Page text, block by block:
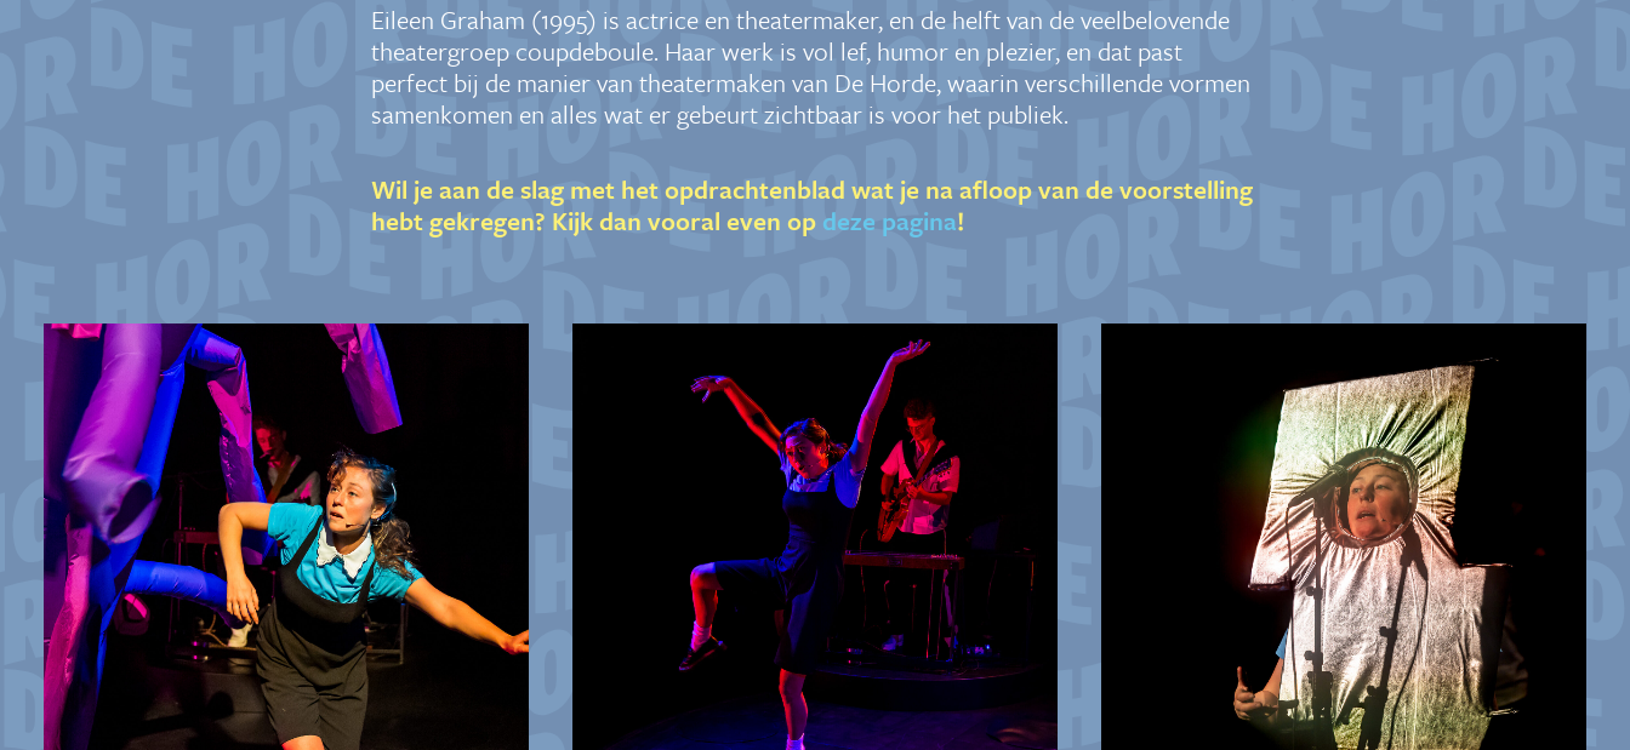
Eileen Graham (1995) is actrice en theatermaker, en de helft van de veelbelovende
theatergroep coupdeboule. Haar werk is vol lef, humor en plezier, en dat past
perfect bij de manier van theatermaken van De Horde, waarin verschillende vormen
samenkomen en alles wat er gebeurt zichtbaar is voor het publiek.
Wil je aan de slag met het opdrachtenblad wat je na afloop van de voorstelling
hebt gekregen? Kijk dan vooral even op deze pagina!